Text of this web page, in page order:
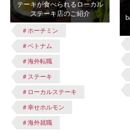
テーキが食べられるローカル
ステーキ店のご紹介
＃ホーチミン
＃ベトナム
＃海外転職
＃ステーキ
＃ローカルステーキ
＃幸せホルモン
＃海外就職